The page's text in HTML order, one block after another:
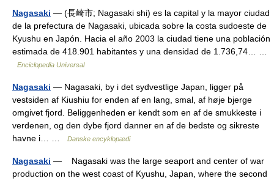
Nagasaki — (長崎市; Nagasaki shi) es la capital y la mayor ciudad
de la prefectura de Nagasaki, ubicada sobre la costa sudoeste de
Kyushu en Japón. Hacia el año 2003 la ciudad tiene una población
estimada de 418.901 habitantes y una densidad de 1.736,74… …
Enciclopedia Universal
Nagasaki — Nagasaki, by i det sydvestlige Japan, ligger på
vestsiden af Kiushiu for enden af en lang, smal, af høje bjerge
omgivet fjord. Beliggenheden er kendt som en af de smukkeste i
verdenen, og den dybe fjord danner en af de bedste og sikreste
havne i… …
Danske encyklopædi
Nagasaki — Nagasaki was the large seaport and center of war
production on the west coast of Kyushu, Japan, where the second